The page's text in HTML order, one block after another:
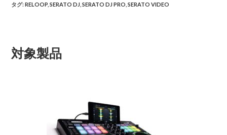
タグ:RELOOP SERATO DJ SERATO DJ PRO SERATO VIDEO
対象製品